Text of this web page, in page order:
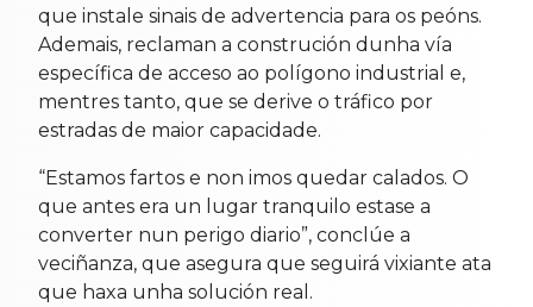
que instale sinais de advertencia para os peóns.
Ademais, reclaman a construción dunha vía
específica de acceso ao polígono industrial e,
mentres tanto, que se derive o tráfico por
estradas de maior capacidade.
“Estamos fartos e non imos quedar calados. O
que antes era un lugar tranquilo estase a
converter nun perigo diario”, conclúe a
veciñanza, que asegura que seguirá vixiante ata
que haxa unha solución real.